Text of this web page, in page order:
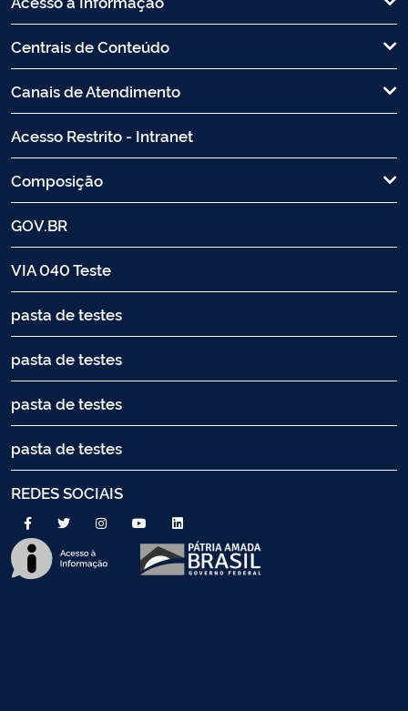
Centrais de Conteúdo
Canais de Atendimento
Acesso Restrito - Intranet
Composição
GOV.BR
VIA 040 Teste
pasta de testes
pasta de testes
pasta de testes
pasta de testes
REDES SOCIAIS